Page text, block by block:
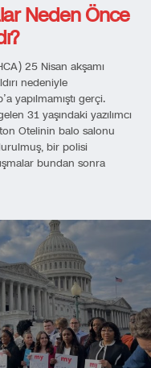
Neden Önce
25 Nisan akşamı
nedeniyle
yapılmamıştı gerçi.
31 yaşındaki yazılımcı
Otelinin balo salonu
bir polisi
bundan sonra